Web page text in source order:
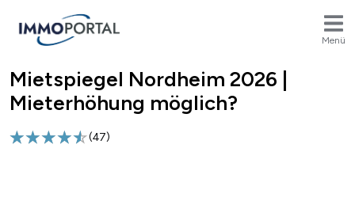
Menü
Breadcrumb
Mietspiegel Nordheim 2026 |
Mieterhöhung möglich?
(47)